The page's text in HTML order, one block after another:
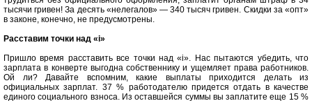
тысячи гривен! За десять «нелегалов» — 340 тысяч гривен. Скидки за «опт»
в законе, конечно, не предусмотрены.
Расставим точки над «і»
Пришло время расставить все точки над «і». Нас пытаются убедить, что
зарплата в конверте выгодна собственнику и ущемляет права работников.
Ой ли? Давайте вспомним, какие выплаты приходится делать из
официальных зарплат. 37 % работодателю придется отдать в качестве
единого социального взноса. Из оставшейся суммы вы заплатите еще 15 %